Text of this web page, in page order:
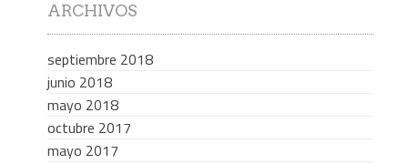
ARCHIVOS
septiembre 2018
junio 2018
mayo 2018
octubre 2017
mayo 2017